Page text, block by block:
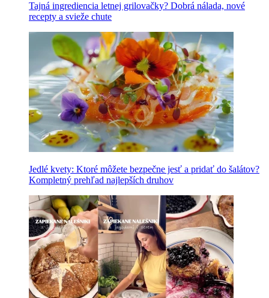
Tajná ingrediencia letnej grilovačky? Dobrá nálada, nové
recepty a svieže chute
Jedlé kvety: Ktoré môžete bezpečne jesť a pridať do šalátov?
Kompletný prehľad najlepších druhov